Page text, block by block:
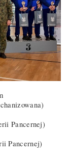
Pancernej)
Pancernej)